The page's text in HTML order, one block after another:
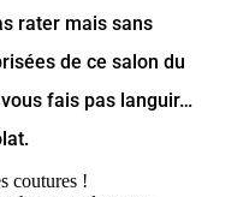
rater mais sans
de ce salon du
fais pas languir…
coutures !